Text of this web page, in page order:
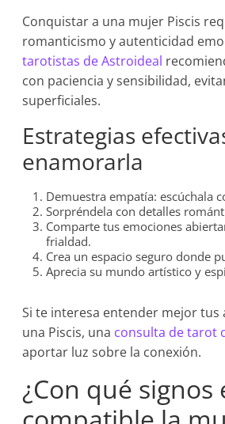
Conquistar a una mujer Piscis
romanticismo y autenticidad
tarotistas de Astroideal
con paciencia y sensibilidad,
superficiales.
Estrategias
enamorarla
Demuestra empatía: escúchala
Sorpréndela con detalles
Comparte tus emociones
frialdad.
Crea un espacio seguro donde
Aprecia su mundo artístico y
Si te interesa entender mejor tus
una Piscis, una consulta de tarot
aportar luz sobre la conexión.
¿Con qué signos